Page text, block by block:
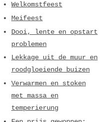
Welkomstfeest
Meifeest
Dooi, lente en opstart
problemen
Lekkage uit de muur en
roodgloeiende buizen
Verwarmen en stoken
met massa en
temperierung